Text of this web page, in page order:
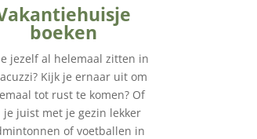
boeken
jezelf al helemaal zitten in
Kijk je ernaar uit om
tot rust te komen? Of
je juist met je gezin lekker
of voetballen in